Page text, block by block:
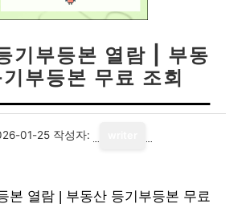
기부등본 열람 | 부동
부등본 무료 조회
01-25 작성자:
본 열람 | 부동산 등기부등본 무료